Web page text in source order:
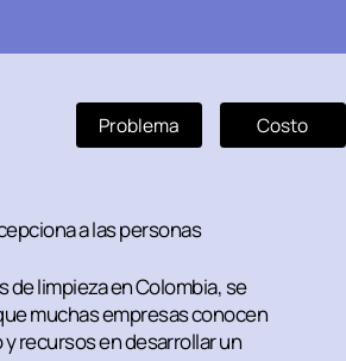
Costo
Problema
a las personas
limpieza en Colombia, se
muchas empresas conocen
recursos en desarrollar un